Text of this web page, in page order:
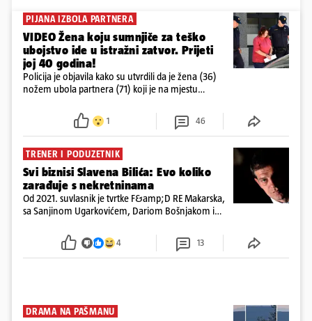
PIJANA IZBOLA PARTNERA
VIDEO Žena koju sumnjiče za teško
ubojstvo ide u istražni zatvor. Prijeti
joj 40 godina!
Policija je objavila kako su utvrdili da je žena (36)
nožem ubola partnera (71) koji je na mjestu
ispitali i poslali u istražni zatvor
1 46
TRENER I PODUZETNIK
Svi biznisi Slavena Bilića: Evo koliko
zarađuje s nekretninama
Od 2021. suvlasnik je tvrtke F&amp;D RE Makarska,
sa Sanjinom Ugarkovićem, Dariom Bošnjakom i
poslovanje nekretninama, a od osnutka nema
zaposlenih
4 13
DRAMA NA PAŠMANU